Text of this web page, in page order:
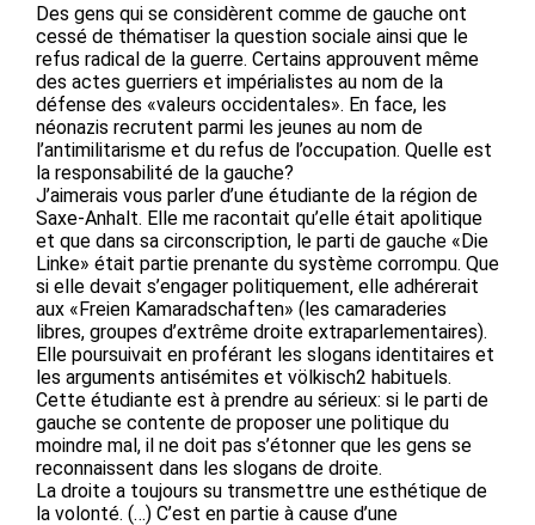
Des gens qui se considèrent comme de gauche ont
cessé de thématiser la question sociale ainsi que le
refus radical de la guerre. Certains approuvent même
des actes guerriers et impérialistes au nom de la
défense des «valeurs occidentales». En face, les
néonazis recrutent parmi les jeunes au nom de
l’antimilitarisme et du refus de l’occupation. Quelle est
la responsabilité de la gauche?
J’aimerais vous parler d’une étudiante de la région de
Saxe-Anhalt. Elle me racontait qu’elle était apolitique
et que dans sa circonscription, le parti de gauche «Die
Linke» était partie prenante du système corrompu. Que
si elle devait s’engager politiquement, elle adhérerait
aux «Freien Kamaradschaften» (les camaraderies
libres, groupes d’extrême droite extraparlementaires).
Elle poursuivait en proférant les slogans identitaires et
les arguments antisémites et völkisch2 habituels.
Cette étudiante est à prendre au sérieux: si le parti de
gauche se contente de proposer une politique du
moindre mal, il ne doit pas s’étonner que les gens se
reconnaissent dans les slogans de droite.
La droite a toujours su transmettre une esthétique de
la volonté. (…) C’est en partie à cause d’une